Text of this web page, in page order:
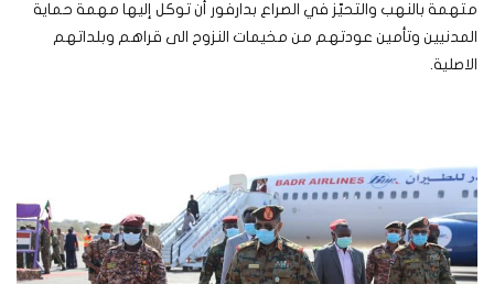
متهمة بالنهب والتحيّز في الصراع بدارفور أن توكل إليها مهمة حماية
المدنيين وتأمين عودتهم من مخيمات النزوح الى قراهم وبلداتهم
الاصلية.